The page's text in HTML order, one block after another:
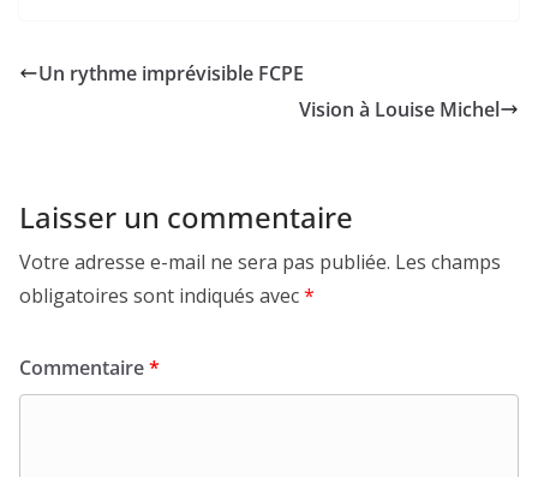
Un rythme imprévisible FCPE
Vision à Louise Michel
Laisser un commentaire
Votre adresse e-mail ne sera pas publiée. Les champs
obligatoires sont indiqués avec*
Commentaire*